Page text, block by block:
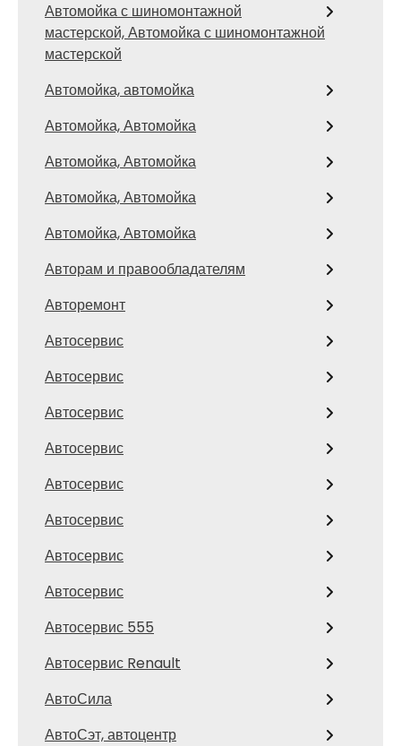
Автомойка с шиномонтажной
мастерской, Автомойка с шиномонтажной
мастерской
Автомойка, автомойка
Автомойка, Автомойка
Автомойка, Автомойка
Автомойка, Автомойка
Автомойка, Автомойка
Авторам и правообладателям
Авторемонт
Автосервис
Автосервис
Автосервис
Автосервис
Автосервис
Автосервис
Автосервис
Автосервис
Автосервис 555
Автосервис Renault
АвтоСила
АвтоСэт, автоцентр